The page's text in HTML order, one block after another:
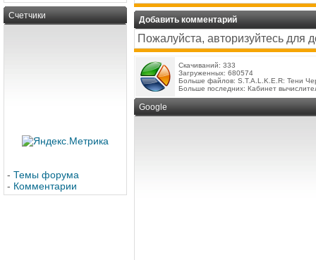
Счетчики
- Темы форума
- Комментарии
Добавить комментарий
Пожалуйста, авторизуйтесь для
Скачиваний: 333
Загруженных: 680574
Больше файлов: S.T.A.L.K.E.R: Тени
Больше последних: Кабинет
Google